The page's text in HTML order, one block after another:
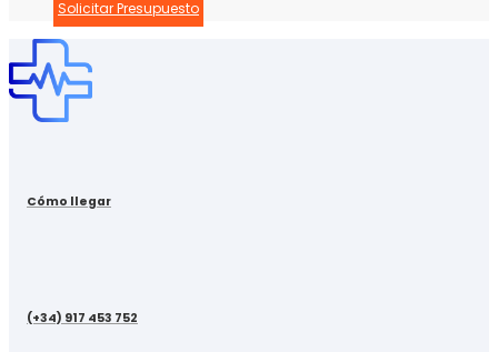
Solicitar Presupuesto
Cómo llegar
(+34) 917 453 752